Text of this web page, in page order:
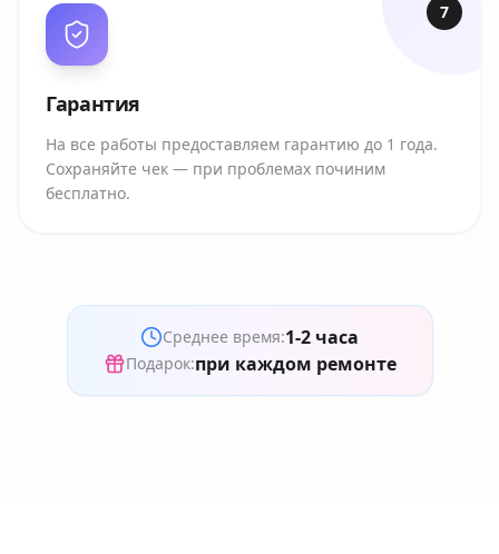
7
Гарантия
На все работы предоставляем гарантию до 1 года.
Сохраняйте чек — при проблемах починим
бесплатно.
Среднее время:1-2 часа
Подарок:при каждом ремонте